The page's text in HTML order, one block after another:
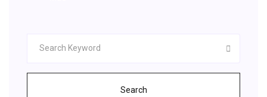
Search